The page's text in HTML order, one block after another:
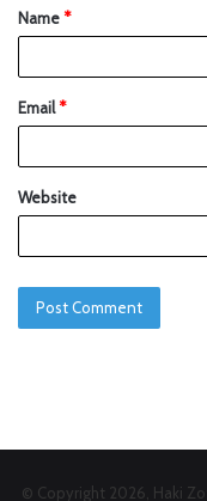
Name*
Email*
Website
© Copyright 2026, Haki